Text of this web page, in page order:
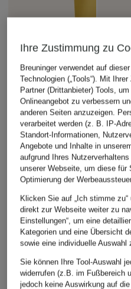
adidas
Auswärtstrikot
KOLUMBIEN 1990
Weltmeisterschaft
2026
110 €
Piqué-
Regular
Ihre Zustimmung zu
Breuninger verwendet auf
Technologien („Tools“). Mit
Partner (Drittanbieter) Tools,
Onlineangebot zu verbessern
anderen Seiten anzuzeigen.
verarbeitet werden (z. B. IP-
Standort-Informationen,
Angebote und Inhalte in
aufgrund Ihres
unserer Webseite, um diese für
Optimierung der
Klicken Sie auf „Ich stimme
direkt zur Webseite weiter zu
Einstellungen“, um eine
Kategorien und eine Übersicht
sowie eine individuelle Auswahl
Sie können Ihre Tool-Auswahl
widerrufen (z.B. im Fußbereich
jedoch keine Auswirkung auf